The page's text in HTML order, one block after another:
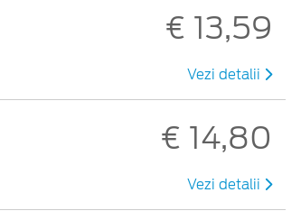
€ 13,59
Vezi detalii
€ 14,80
Vezi detalii